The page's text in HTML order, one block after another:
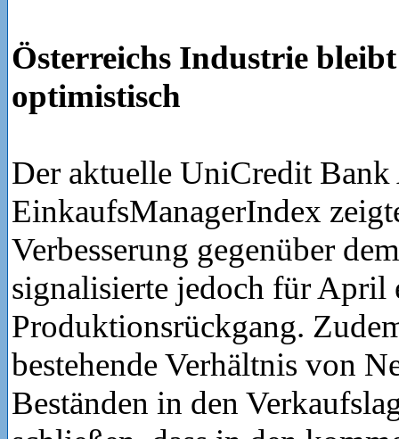
Österreichs Industrie
optimistisch
Der aktuelle UniCredit Bank
EinkaufsManagerIndex
Verbesserung gegenüber
signalisierte jedoch für April
Produktionsrückgang.
bestehende Verhältnis von
Beständen in den